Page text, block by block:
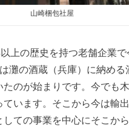
山崎梱包社屋
上の歴史を持つ老舗企業で
灘の酒蔵（兵庫）に納める
たのが始まりです。今でも
ています。そこから今は輸
ての事業を中心にそこか